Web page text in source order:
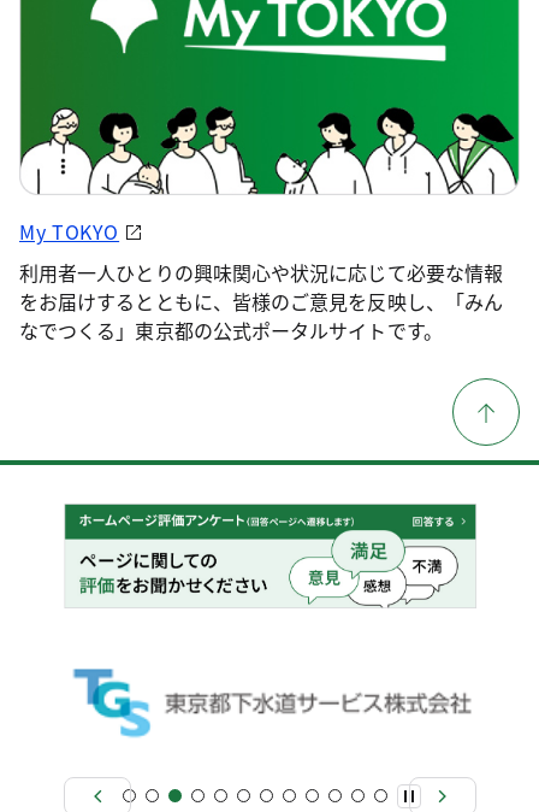
My TOKYO
利用者一人ひとりの興味関心や状況に応じて必要な情報
をお届けするとともに、皆様のご意見を反映し、「みん
なでつくる」東京都の公式ポータルサイトです。